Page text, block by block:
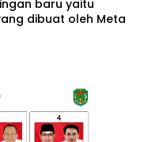
baru yaitu
dibuat oleh Meta